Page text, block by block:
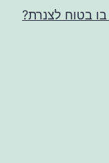
בטוח לצנרת?